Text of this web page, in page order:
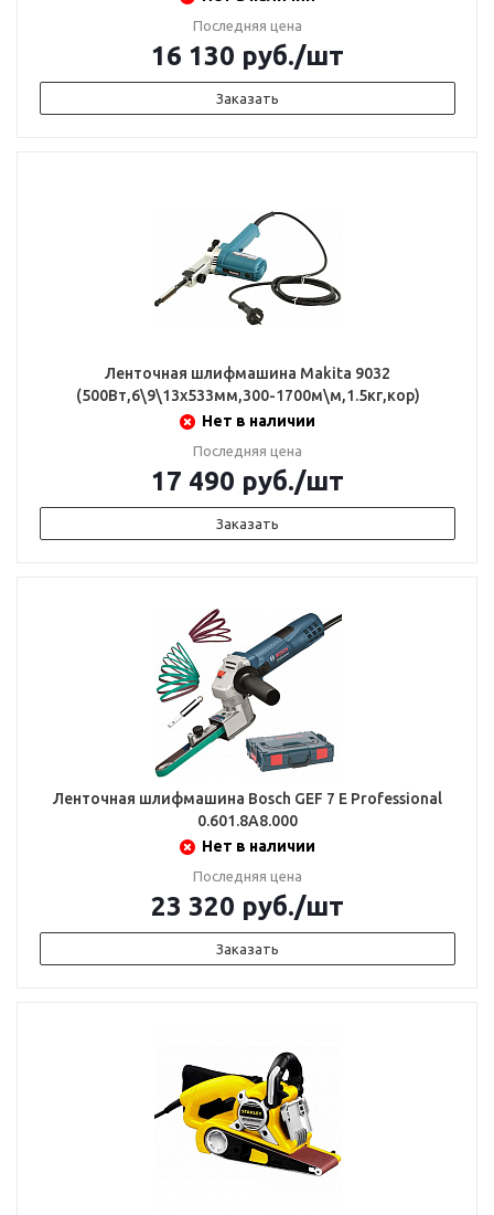
Последняя цена
16 130 руб./шт
Заказать
Ленточная шлифмашина Makita 9032
(500Вт,6\9\13х533мм,300-1700м\м,1.5кг,кор)
Нет в наличии
Последняя цена
17 490 руб./шт
Заказать
Ленточная шлифмашина Bosch GEF 7 E Professional
0.601.8A8.000
Нет в наличии
Последняя цена
23 320 руб./шт
Заказать